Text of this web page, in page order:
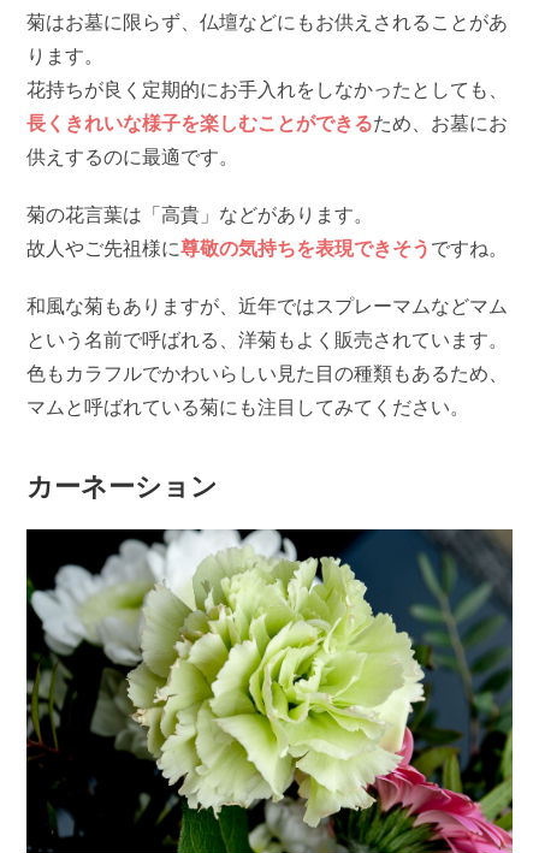
菊はお墓に限らず、仏壇などにもお供えされることがあ
ります。
花持ちが良く定期的にお手入れをしなかったとしても、
長くきれいな様子を楽しむことができるため、お墓にお
供えするのに最適です。
菊の花言葉は「高貴」などがあります。
故人やご先祖様に尊敬の気持ちを表現できそう ですね。
和風な菊もありますが、近年ではスプレーマムなどマム
という名前で呼ばれる、洋菊もよく販売されています。
色もカラフルでかわいらしい見た目の種類もあるため、
マムと呼ばれている菊にも注目してみてください。
カーネーション